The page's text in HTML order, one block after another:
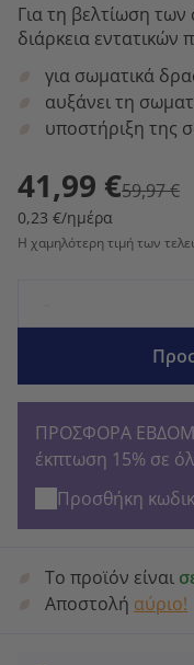
Για τη βελτίωση
διάρκεια
για σωματικά
αυξάνει τη
υποστήριξη της
41,99 €59,97 €
0,23 €/ημέρα
Η χαμηλότερη τιμή των
ΠΡΟΣΦΟΡΑ
έκπτωση 15% σε
Προσθήκη
Το προϊόν είναι
Αποστολή αύριο!